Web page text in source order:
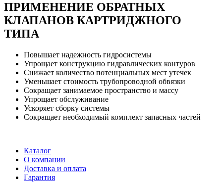
ПРИМЕНЕНИЕ ОБРАТНЫХ
КЛАПАНОВ КАРТРИДЖНОГО
ТИПА
Повышает надежность гидросистемы
Упрощает конструкцию гидравлических контуров
Снижает количество потенциальных мест утечек
Уменьшает стоимость трубопроводной обвязки
Сокращает занимаемое пространство и массу
Упрощает обслуживание
Ускоряет сборку системы
Сокращает необходимый комплект запасных частей
Каталог
О компании
Доставка и оплата
Гарантия